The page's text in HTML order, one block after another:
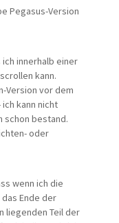
Pegasus-Version
innerhalb einer
kann.
Version vor dem
kann nicht
schon bestand.
oder
wenn ich die
Ende der
liegenden Teil der